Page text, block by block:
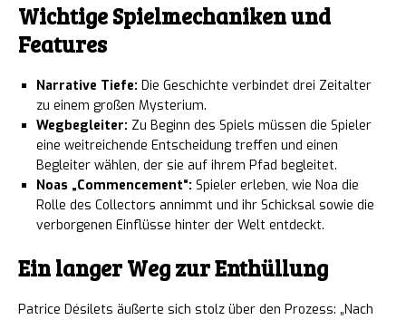
Wichtige Spielmechaniken und
Features
Narrative Tiefe: Die Geschichte verbindet drei Zeitalter
zu einem großen Mysterium.
Wegbegleiter: Zu Beginn des Spiels müssen die Spieler
eine weitreichende Entscheidung treffen und einen
Begleiter wählen, der sie auf ihrem Pfad begleitet.
Noas „Commencement“: Spieler erleben, wie Noa die
Rolle des Collectors annimmt und ihr Schicksal sowie die
verborgenen Einflüsse hinter der Welt entdeckt.
Ein langer Weg zur Enthüllung
Patrice Désilets äußerte sich stolz über den Prozess: „Nach